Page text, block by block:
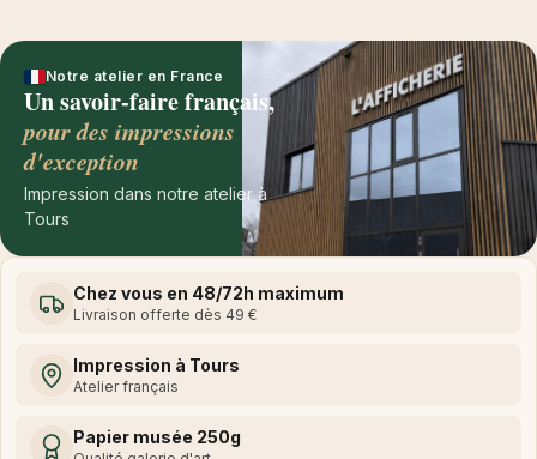
Notre atelier en France
Un savoir-faire français,
pour des impressions
d'exception
Impression dans notre atelier à
Tours
Chez vous en 48/72h maximum
Livraison offerte dès 49 €
Impression à Tours
Atelier français
Papier musée 250g